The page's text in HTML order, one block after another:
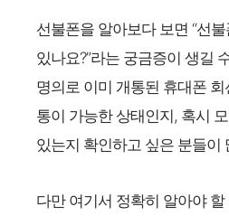
선불폰을 알아보다 보면 “선
있나요?”라는 궁금증이 생길
명의로 이미 개통된 휴대폰
통이 가능한 상태인지, 혹시
있는지 확인하고 싶은 분들이
다만 여기서 정확히 알아야